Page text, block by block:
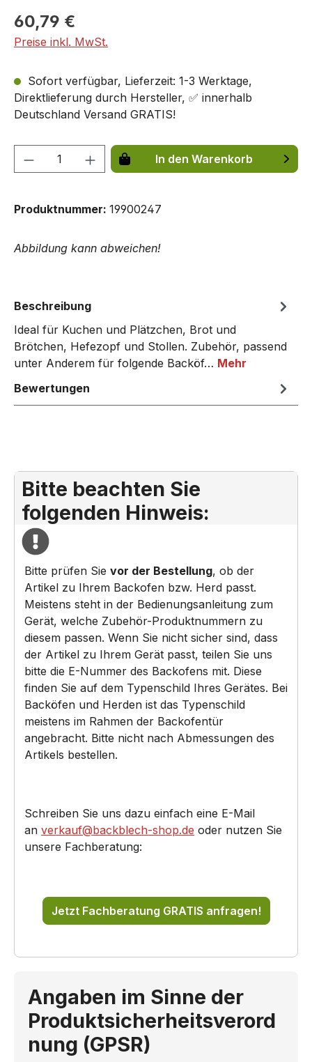
60,79 €
Preise inkl. MwSt.
Sofort verfügbar, Lieferzeit: 1-3 Werktage,
Direktlieferung durch Hersteller, ✅ innerhalb
Deutschland Versand GRATIS!
Produkt Anzahl: Gib denIn den Warenkorb
Produktnummer: 19900247
Abbildung kann abweichen!
Beschreibung
Ideal für Kuchen und Plätzchen, Brot und
Brötchen, Hefezopf und Stollen. Zubehör, passend
unter Anderem für folgende Backöf… Mehr
Bewertungen
Bitte beachten Sie
folgenden Hinweis:
Bitte prüfen Sie vor der Bestellung, ob der
Artikel zu Ihrem Backofen bzw. Herd passt.
Meistens steht in der Bedienungsanleitung zum
Gerät, welche Zubehör-Produktnummern zu
diesem passen. Wenn Sie nicht sicher sind, dass
der Artikel zu Ihrem Gerät passt, teilen Sie uns
bitte die E-Nummer des Backofens mit. Diese
finden Sie auf dem Typenschild Ihres Gerätes. Bei
Backöfen und Herden ist das Typenschild
meistens im Rahmen der Backofentür
angebracht. Bitte nicht nach Abmessungen des
Artikels bestellen.
Schreiben Sie uns dazu einfach eine E-Mail
an verkauf@backblech-shop.de oder nutzen Sie
unsere Fachberatung:
Jetzt Fachberatung GRATIS anfragen!
Angaben im Sinne der
Produktsicherheitsverord
nung (GPSR)